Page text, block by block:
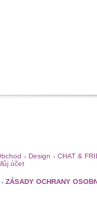
• Design • CHAT &
účet
• ZÁSADY OCHRANY